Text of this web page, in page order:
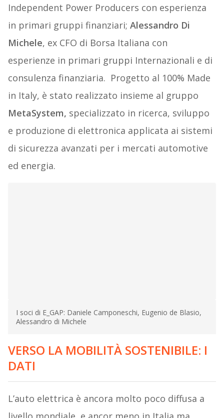
Independent Power Producers con esperienza
in primari gruppi finanziari; Alessandro Di
Michele, ex CFO di Borsa Italiana con
esperienze in primari gruppi Internazionali e di
consulenza finanziaria. Progetto al 100% Made
in Italy, è stato realizzato insieme al gruppo
MetaSystem, specializzato in ricerca, sviluppo
e produzione di elettronica applicata ai sistemi
di sicurezza avanzati per i mercati automotive
ed energia.
I soci di E_GAP: Daniele Camponeschi, Eugenio de Blasio,
Alessandro di Michele
VERSO LA MOBILITÀ SOSTENIBILE: I
DATI
L’auto elettrica è ancora molto poco diffusa a